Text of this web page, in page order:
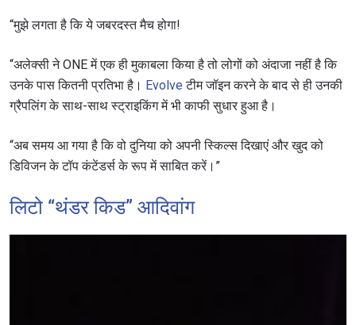
“मुझे लगता है कि ये जबरदस्त मैच होगा!
“अलेक्सी ने ONE में एक ही मुकाबला किया है तो लोगों को अंदाजा नहीं है कि
उनके पास कितनी प्रतिभा है। Evolve टीम जॉइन करने के बाद से ही उनकी
ग्रैपलिंग के साथ-साथ स्ट्राइकिंग में भी काफी सुधार हुआ है।
“अब समय आ गया है कि वो दुनिया को अपनी स्किल्स दिखाएं और खुद को
डिविजन के टॉप कंटेंडर्स के रूप में साबित करें।”
लिटो “थंडर किड” आदिवांग